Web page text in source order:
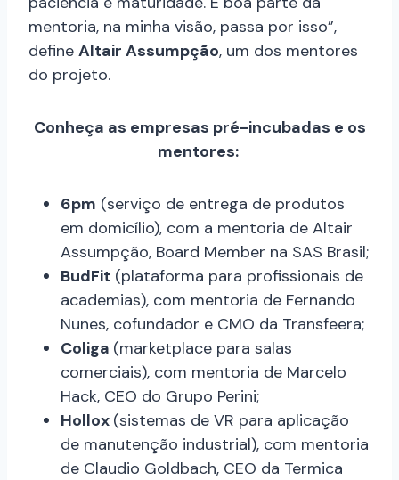
mentoria, na minha visão, passa por isso”,
define Altair Assumpção, um dos mentores
do projeto.
Conheça as empresas pré-incubadas e os
mentores:
6pm (serviço de entrega de produtos
em domicílio), com a mentoria de Altair
Assumpção, Board Member na SAS Brasil;
BudFit (plataforma para profissionais de
academias), com mentoria de Fernando
Nunes, cofundador e CMO da Transfeera;
Coliga (marketplace para salas
comerciais), com mentoria de Marcelo
Hack, CEO do Grupo Perini;
Hollox (sistemas de VR para aplicação
de manutenção industrial), com mentoria
de Claudio Goldbach, CEO da Termica